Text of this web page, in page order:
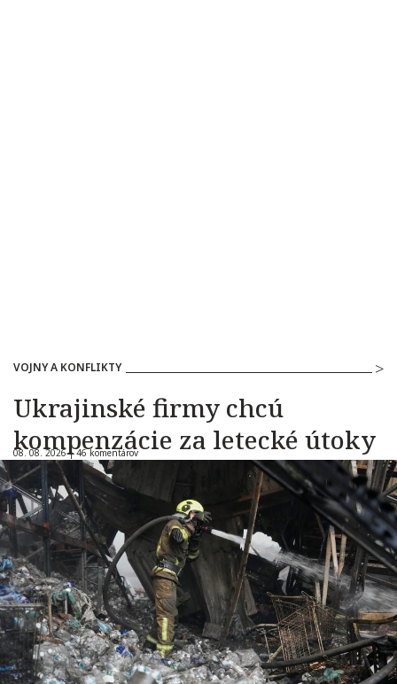
VOJNY A KONFLIKTY
Ukrajinské firmy chcú
kompenzácie za letecké útoky
08. 08. 2026 |46 komentárov